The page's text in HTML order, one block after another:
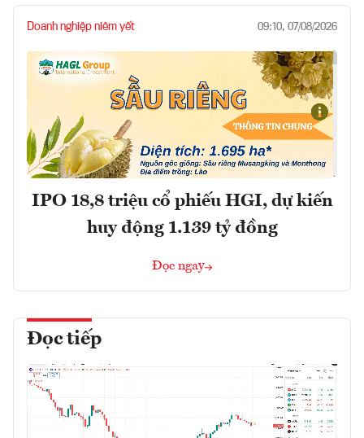
Doanh nghiệp niêm yết 09:10, 07/08/2026
IPO 18,8 triệu cổ phiếu HGI, dự kiến
huy động 1.139 tỷ đồng
Đọc ngay
Đọc tiếp